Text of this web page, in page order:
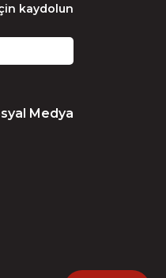
kaydolun
Medya